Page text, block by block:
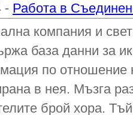
- Работа в
компания и
база данни за
по отношение
в нея. Мъзга
брой хора.